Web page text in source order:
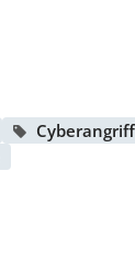
Cyberangriff